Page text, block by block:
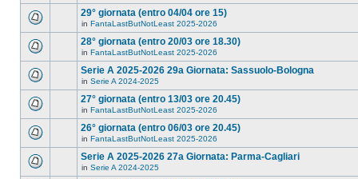
29° giornata (entro 04/04 ore 15)
in FantaLastButNotLeast 2025-2026
28° giornata (entro 20/03 ore 18.30)
in FantaLastButNotLeast 2025-2026
Serie A 2025-2026 29a Giornata: Sassuolo-Bologna
in Serie A 2024-2025
27° giornata (entro 13/03 ore 20.45)
in FantaLastButNotLeast 2025-2026
26° giornata (entro 06/03 ore 20.45)
in FantaLastButNotLeast 2025-2026
Serie A 2025-2026 27a Giornata: Parma-Cagliari
in Serie A 2024-2025